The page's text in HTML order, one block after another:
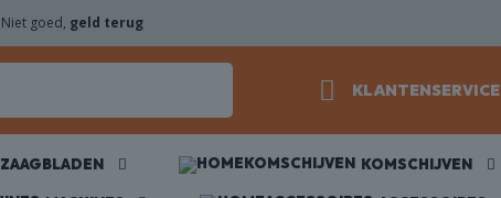
Niet goed, geld terug
KLANTENSERVICE
ZAAGBLADEN KOMSCHIJVEN